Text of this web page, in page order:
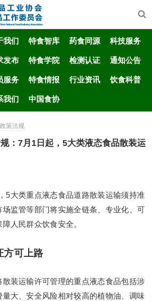
我们 特食智库 药食同源 科技服务
发布 特食学院 检测认证 通知公告
服务 特食情报 行业资讯 饮食科普
我们 中国食协
政策法规
：7月1日起，5大类液态食品散装运
5大类重点液态食品道路散装运输须持准
监管等部门将实施全链条、专业化、可
人民群众饮食安全。
方可上路
散装运输许可管理的重点液态食品包括涉
量大、安全风险相对较高的植物油、调味